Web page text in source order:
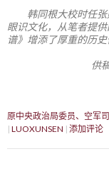
韩同根大校时任
眼识文化，从笔者提
谱》增添了厚重的历史
供
原中央政治局委员、空军
LUOXUNSEN 添加评论